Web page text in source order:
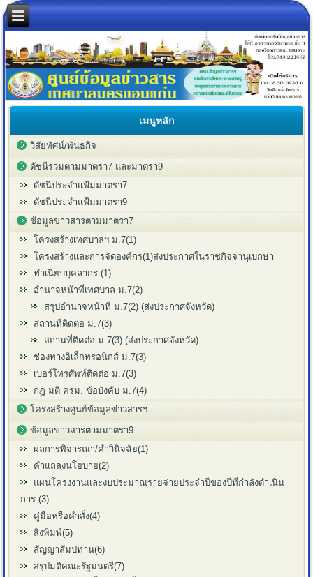
เมนูหลัก
วิสัยทัศน์/พันธกิจ
ดัชนีรวมตามมาตรา7 และมาตรา9
ดัชนีประจำแฟ้มมาตรา7
ดัชนีประจำแฟ้มมาตรา9
ข้อมูลข่าวสารตามมาตรา7
โครงสร้างเทศบาลฯ ม.7(1)
โครงสร้างและการจัดองค์กร(1)ส่งประกาศในราชกิจจานุเบกษา
ทำเนียบบุคลากร (1)
อำนาจหน้าที่เทศบาล ม.7(2)
สรุปอำนาจหน้าที่ ม.7(2) (ส่งประกาศจังหวัด)
สถานที่ติดต่อ ม.7(3)
สถานที่ติดต่อ ม.7(3) (ส่งประกาศจังหวัด)
ช่องทางอิเล็กทรอนิกส์ ม.7(3)
เบอร์โทรศัพท์ติดต่อ ม.7(3)
กฎ มติ ครม. ข้อบังคับ ม.7(4)
โครงสร้างศูนย์ข้อมูลข่าวสารฯ
ข้อมูลข่าวสารตามมาตรา9
ผลการพิจารณา/คำวินิจฉัย(1)
คำแถลงนโยบาย(2)
แผนโครงงานและงบประมาณรายจ่ายประจำปีของปีที่กำลังดำเนิน
การ (3)
คู่มือหรือคำสั่ง(4)
สิ่งพิมพ์(5)
สัญญาสัมปทาน(6)
สรุปมติคณะรัฐมนตรี(7)